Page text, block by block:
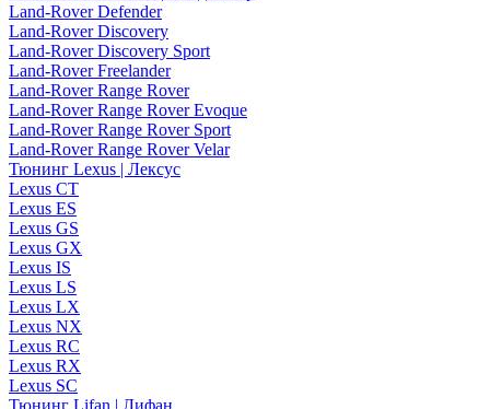
Land-Rover Defender
Land-Rover Discovery
Land-Rover Discovery Sport
Land-Rover Freelander
Land-Rover Range Rover
Land-Rover Range Rover Evoque
Land-Rover Range Rover Sport
Land-Rover Range Rover Velar
Тюнинг Lexus | Лексус
Lexus CT
Lexus ES
Lexus GS
Lexus GX
Lexus IS
Lexus LS
Lexus LX
Lexus NX
Lexus RC
Lexus RX
Lexus SC
Тюнинг Lifan | Лифан